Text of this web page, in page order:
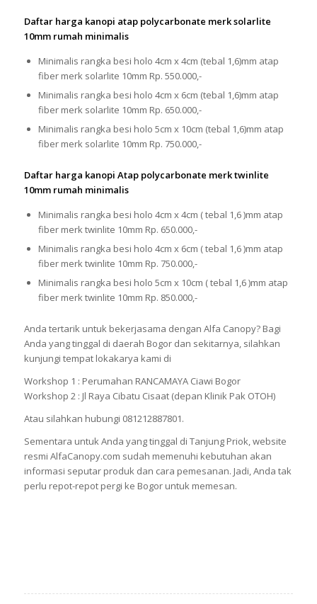
Daftar harga kanopi atap polycarbonate merk solarlite
10mm rumah minimalis
Minimalis rangka besi holo 4cm x 4cm (tebal 1,6)mm atap
fiber merk solarlite 10mm Rp. 550.000,-
Minimalis rangka besi holo 4cm x 6cm (tebal 1,6)mm atap
fiber merk solarlite 10mm Rp. 650.000,-
Minimalis rangka besi holo 5cm x 10cm (tebal 1,6)mm atap
fiber merk solarlite 10mm Rp. 750.000,-
Daftar harga kanopi Atap polycarbonate merk twinlite
10mm rumah minimalis
Minimalis rangka besi holo 4cm x 4cm ( tebal 1,6 )mm atap
fiber merk twinlite 10mm Rp. 650.000,-
Minimalis rangka besi holo 4cm x 6cm ( tebal 1,6 )mm atap
fiber merk twinlite 10mm Rp. 750.000,-
Minimalis rangka besi holo 5cm x 10cm ( tebal 1,6 )mm atap
fiber merk twinlite 10mm Rp. 850.000,-
Anda tertarik untuk bekerjasama dengan Alfa Canopy? Bagi
Anda yang tinggal di daerah Bogor dan sekitarnya, silahkan
kunjungi tempat lokakarya kami di
Workshop 1 : Perumahan RANCAMAYA Ciawi Bogor
Workshop 2 : Jl Raya Cibatu Cisaat (depan Klinik Pak OTOH)
Atau silahkan hubungi 081212887801.
Sementara untuk Anda yang tinggal di Tanjung Priok, website
resmi AlfaCanopy.com sudah memenuhi kebutuhan akan
informasi seputar produk dan cara pemesanan. Jadi, Anda tak
perlu repot-repot pergi ke Bogor untuk memesan.